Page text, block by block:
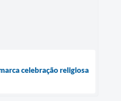
celebração religiosa